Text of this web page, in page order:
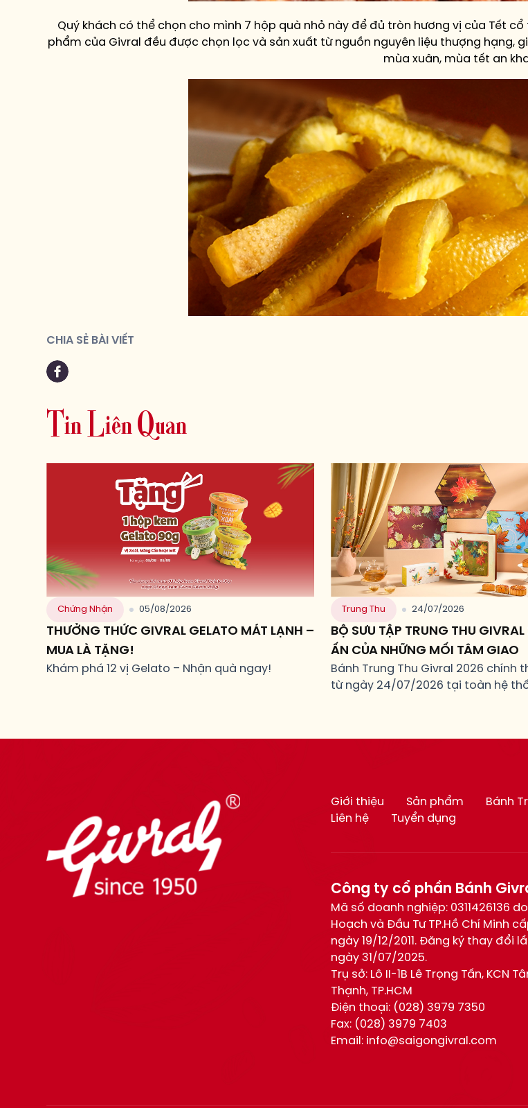
Quý khách có thể chọn cho mình 7 hộp quà nhỏ này để đủ tròn hương vị của Tết
phẩm của Givral đều được chọn lọc và sản xuất từ nguồn nguyên liệu thượng hạng,
mùa xuân, mùa tết an
CHIA SẺ BÀI VIẾT
in Liên Quan
Chứng Nhận 05/08/2026
THƯỞNG THỨC GIVRAL GELATO MÁT LẠNH –
MUA LÀ TẶNG!
Khám phá 12 vị Gelato – Nhận quà ngay!
Trung Thu 24/07/2026
BỘ SƯU TẬP TRUNG THU
ẤN CỦA NHỮNG MỐI TÂM GIAO
Bánh Trung Thu Givral 2026 chính
từ ngày 24/07/2026 tại toàn hệ
Giới thiệu Sản phẩm Bánh
Liên hệ
Tuyển dụng
Công ty cổ phần Bánh
Mã số doanh nghiệp: 0311426136
Hoạch và Đầu Tư TP.Hồ Chí Minh
ngày 19/12/2011. Đăng ký thay đổi
ngày 31/07/2025.
Trụ sở: Lô II-1B Lê Trọng Tấn, KCN
Thạnh, TP.HCM
Điện thoại: (028) 3979 7350
Fax: (028) 3979 7403
Email: info@saigongivral.com